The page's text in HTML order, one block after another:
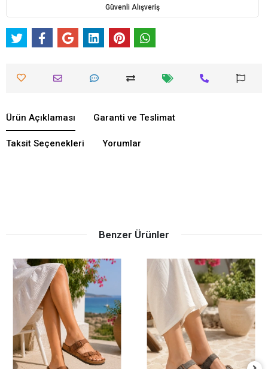
Güvenli Alışveriş
Ürün Açıklaması Garanti ve Teslimat
Taksit Seçenekleri Yorumlar
Benzer Ürünler